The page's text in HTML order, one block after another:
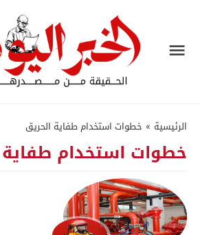
الرئيسية » خطوات استخدام طفاية الحريق
خطوات استخدام طفاية